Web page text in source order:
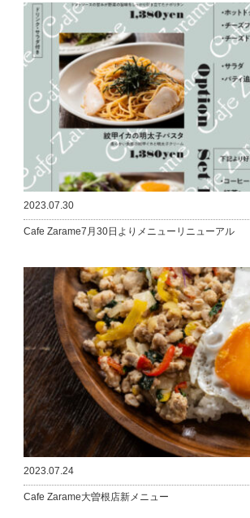
2023.07.30
Cafe Zarame7月30日よりメニューリニューアル
2023.07.24
Cafe Zarame大曽根店新メニュー